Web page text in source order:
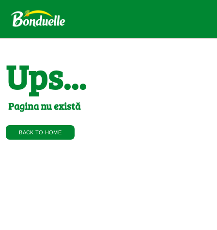
Ups...
Pagina nu există
BACK TO HOME